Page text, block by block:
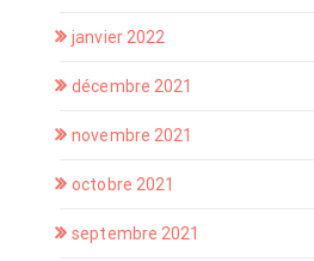
janvier 2022
décembre 2021
novembre 2021
octobre 2021
septembre 2021